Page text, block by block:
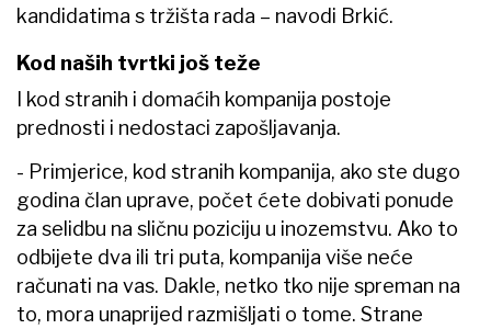
kandidatima s tržišta rada – navodi Brkić.
Kod naših tvrtki još teže
I kod stranih i domaćih kompanija postoje
prednosti i nedostaci zapošljavanja.
- Primjerice, kod stranih kompanija, ako ste dugo
godina član uprave, počet ćete dobivati ponude
za selidbu na sličnu poziciju u inozemstvu. Ako to
odbijete dva ili tri puta, kompanija više neće
računati na vas. Dakle, netko tko nije spreman na
to, mora unaprijed razmišljati o tome. Strane